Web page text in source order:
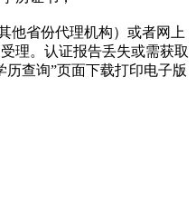
他省份代理机构）或者网上
理。认证报告丢失或需获取
查询”页面下载打印电子版